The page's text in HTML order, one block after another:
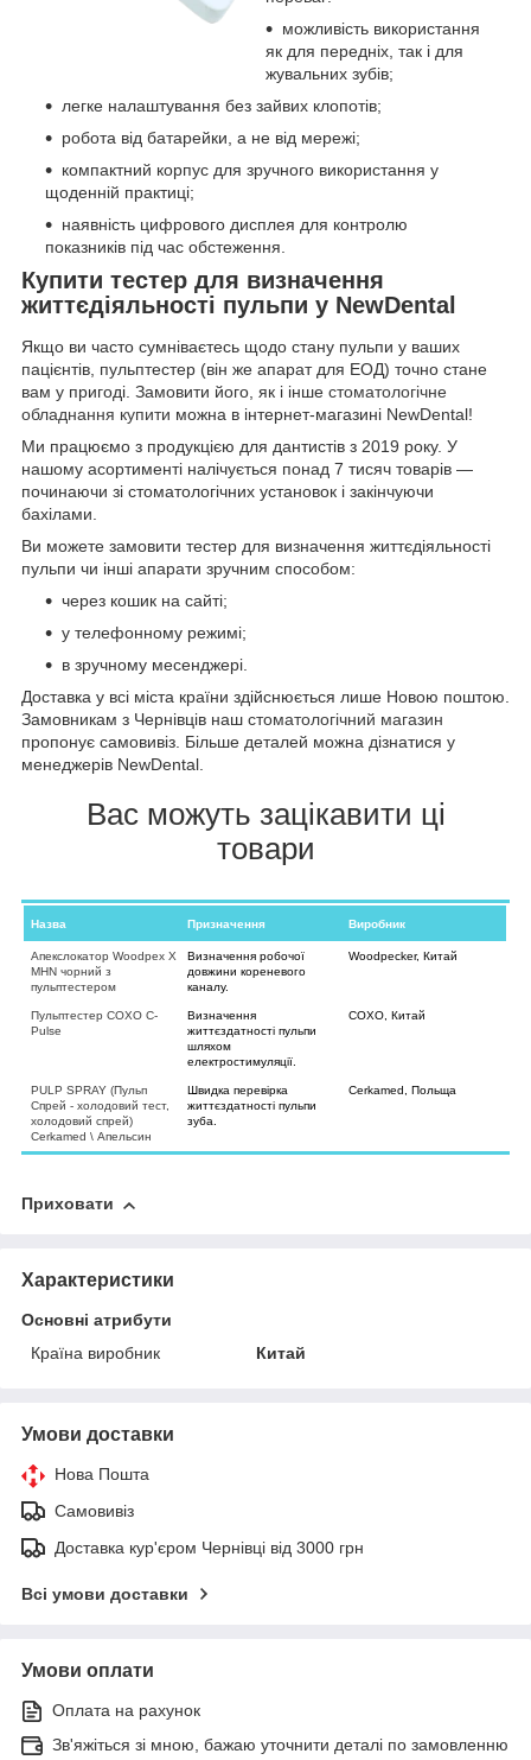
можливість використання
як для передніх, так і для
жувальних зубів;
легке налаштування без зайвих клопотів;
робота від батарейки, а не від мережі;
компактний корпус для зручного використання у
щоденній практиці;
наявність цифрового дисплея для контролю
показників під час обстеження.
Купити тестер для визначення
життєдіяльності пульпи у NewDental
Якщо ви часто сумніваєтесь щодо стану пульпи у ваших
пацієнтів, пульптестер (він же апарат для ЕОД) точно стане
вам у пригоді. Замовити його, як і інше стоматологічне
обладнання купити можна в інтернет-магазині NewDental!
Ми працюємо з продукцією для дантистів з 2019 року. У
нашому асортименті налічується понад 7 тисяч товарів —
починаючи зі стоматологічних установок і закінчуючи
бахілами.
Ви можете замовити тестер для визначення життєдіяльності
пульпи чи інші апарати зручним способом:
через кошик на сайті;
у телефонному режимі;
в зручному месенджері.
Доставка у всі міста країни здійснюється лише Новою поштою.
Замовникам з Чернівців наш стоматологічний магазин
пропонує самовивіз. Більше деталей можна дізнатися у
менеджерів NewDental.
Вас можуть зацікавити ці
товари
Назва Призначення Виробник
Апекслокатор Woodpex X
MHN чорний з
пульптестером
Визначення робочої
довжини кореневого
каналу.
Woodpecker, Китай
Пульптестер COXO C-
Pulse
Визначення
життєздатності пульпи
шляхом
електростимуляції.
COXO, Китай
PULP SPRAY (Пульп
Спрей - холодовий тест,
холодовий спрей)
Cerkamed \ Апельсин
Швидка перевірка
життєздатності пульпи
зуба.
Cerkamed, Польща
Приховати
Характеристики
Основні атрибути
Країна виробник
Китай
Умови доставки
Нова Пошта
Самовивіз
Доставка кур'єром Чернівці від 3000 грн
Всі умови доставки
Умови оплати
Оплата на рахунок
Зв'яжіться зі мною, бажаю уточнити деталі по замовленню